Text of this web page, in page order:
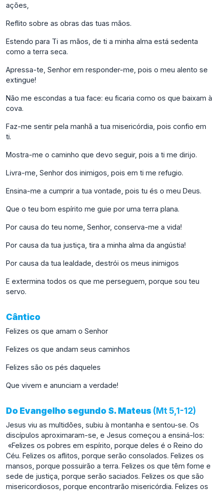
ações,
Reflito sobre as obras das tuas mãos.
Estendo para Ti as mãos, de ti a minha alma está sedenta
como a terra seca.
Apressa-te, Senhor em responder-me, pois o meu alento se
extingue!
Não me escondas a tua face: eu ficaria como os que baixam à
cova.
Faz-me sentir pela manhã a tua misericórdia, pois confio em
ti.
Mostra-me o caminho que devo seguir, pois a ti me dirijo.
Livra-me, Senhor dos inimigos, pois em ti me refugio.
Ensina-me a cumprir a tua vontade, pois tu és o meu Deus.
Que o teu bom espírito me guie por uma terra plana.
Por causa do teu nome, Senhor, conserva-me a vida!
Por causa da tua justiça, tira a minha alma da angústia!
Por causa da tua lealdade, destrói os meus inimigos
E extermina todos os que me perseguem, porque sou teu
servo.
Cântico
Felizes os que amam o Senhor
Felizes os que andam seus caminhos
Felizes são os pés daqueles
Que vivem e anunciam a verdade!
Do Evangelho segundo S. Mateus (Mt 5,1-12)
Jesus viu as multidões, subiu à montanha e sentou-se. Os
discípulos aproximaram-se, e Jesus começou a ensiná-los:
«Felizes os pobres em espírito, porque deles é o Reino do
Céu. Felizes os aflitos, porque serão consolados. Felizes os
mansos, porque possuirão a terra. Felizes os que têm fome e
sede de justiça, porque serão saciados. Felizes os que são
misericordiosos, porque encontrarão misericórdia. Felizes os